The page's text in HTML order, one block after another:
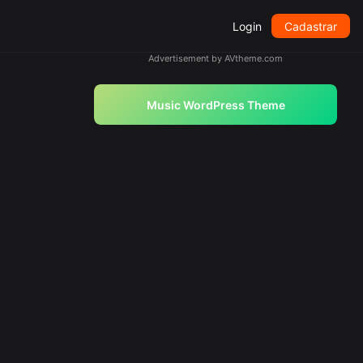
Login Cadastrar
Advertisement by AVtheme.com
Music WordPress Theme